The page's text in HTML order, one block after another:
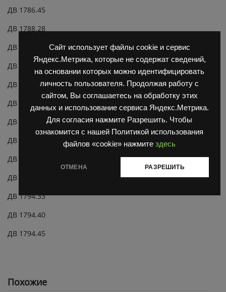
Сайт использует файлы cookie и сервис
Яндекс.Метрика, которые не содержат сведений,
на основании которых можно идентифицировать
личность пользователя. Продолжая работу с
сайтом, Вы соглашаетесь на обработку этих
данных и использование сервиса Яндекс.Метрика.
Для согласия нажмите Разрешить. Чтобы
ознакомится с нашей Политикой использования
файлов «cookie» нажмите здесь
ОТМЕНА РАЗРЕШИТЬ
ДВ 1786.45
ДВ 1788.28
ДВ 1788.33
ДВ 1788.40
ДВ 1788.45
ДВ 1792.28
ДВ 1792.33
ДВ 1792.40
ДВ 1792.45
ДВ 1794.28
ДВ 1794.33
ДВ 1794.40
ДВ 1794.45
Похожие